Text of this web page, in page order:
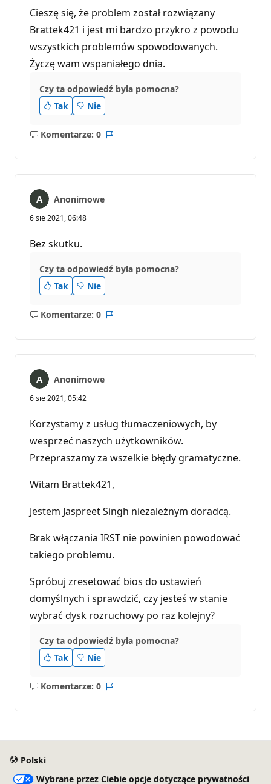
Cieszę się, że problem został rozwiązany
Brattek421 i jest mi bardzo przykro z powodu
wszystkich problemów spowodowanych.
Życzę wam wspaniałego dnia.
Czy ta odpowiedź była pomocna?
Tak
Nie
Komentarze: 0
Brak
Anonimowe
6 sie 2021, 06:48
Bez skutku.
Czy ta odpowiedź była pomocna?
Tak
Nie
Komentarze: 0
Brak
Anonimowe
6 sie 2021, 05:42
Korzystamy z usług tłumaczeniowych, by
wesprzeć naszych użytkowników.
Przepraszamy za wszelkie błędy gramatyczne.
Witam Brattek421,
Jestem Jaspreet Singh niezależnym doradcą.
Brak włączania IRST nie powinien powodować
takiego problemu.
Spróbuj zresetować bios do ustawień
domyślnych i sprawdzić, czy jesteś w stanie
wybrać dysk rozruchowy po raz kolejny?
Czy ta odpowiedź była pomocna?
Tak
Nie
Komentarze: 0
Brak
Polski
Wybrane przez Ciebie opcje dotyczące prywatności